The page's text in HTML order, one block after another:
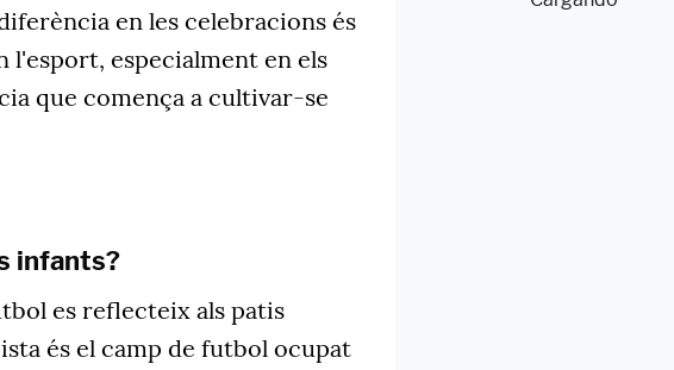
en les celebracions és
l'esport, especialment en els
que comença a cultivar-se
infants?
es reflecteix als patis
és el camp de futbol ocupat